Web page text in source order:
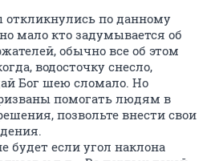
откликнулись по данному
мало кто задумывается об
обычно все об этом
водосточку снесло,
Бог шею сломало. Но
помогать людям в
позвольте внести свои
будет если угол наклона